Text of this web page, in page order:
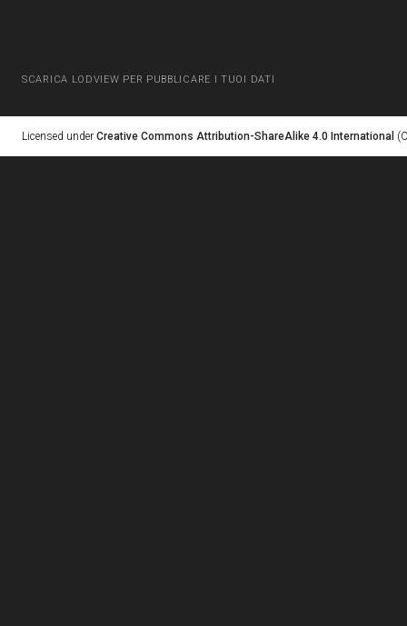
SCARICA LODVIEW PER PUBBLICARE I TUOI DATI
Licensed under Creative Commons Attribution-ShareAlike 4.0 International